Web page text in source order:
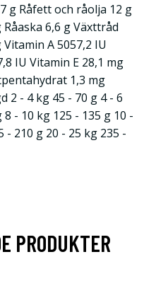
g Råfett och råolja 12 g
6,6 g Växttråd
A 5057,2 IU
IU Vitamin E 28,1 mg
1,3 mg
2 - 4 kg 45 - 70 g 4 - 6
- 10 kg 125 - 135 g 10 -
- 210 g 20 - 25 kg 235 -
PRODUKTER